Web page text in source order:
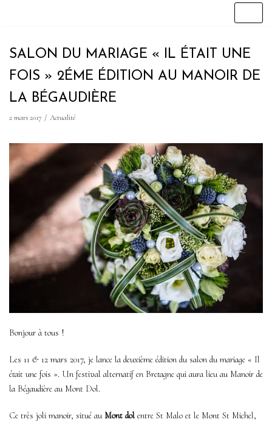
au
SALON DU MARIAGE « IL ÉTAIT UNE
FOIS » 2ÉME ÉDITION AU MANOIR DE
LA BÉGAUDIÈRE
2 mars 2017 Actualité
Bonjour à tous !
Les 11 & 12 mars 2017, je lance la deuxième édition du salon du mariage « Il
était une fois ». Un festival alternatif en Bretagne qui aura lieu au Manoir de
la Bégaudière au Mont Dol.
Ce très joli manoir, situé au Mont dol entre St Malo et le Mont St Michel,